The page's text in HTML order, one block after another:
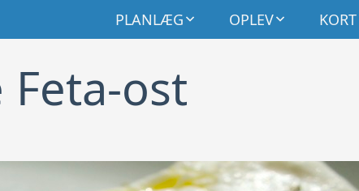
GÅ TIL INDHOLD
PLANLÆG OPLEV KORT
ost